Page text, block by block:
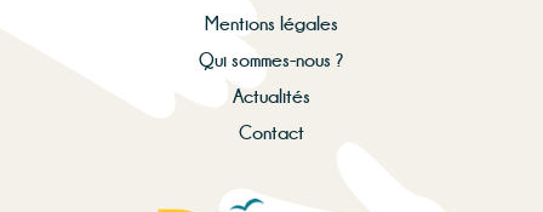
Mentions légales
Qui sommes-nous ?
Actualités
Contact